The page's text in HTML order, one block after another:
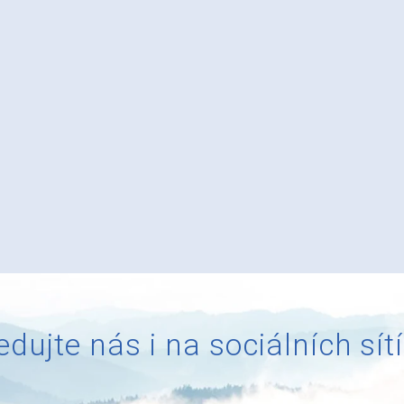
nás i na sociálních